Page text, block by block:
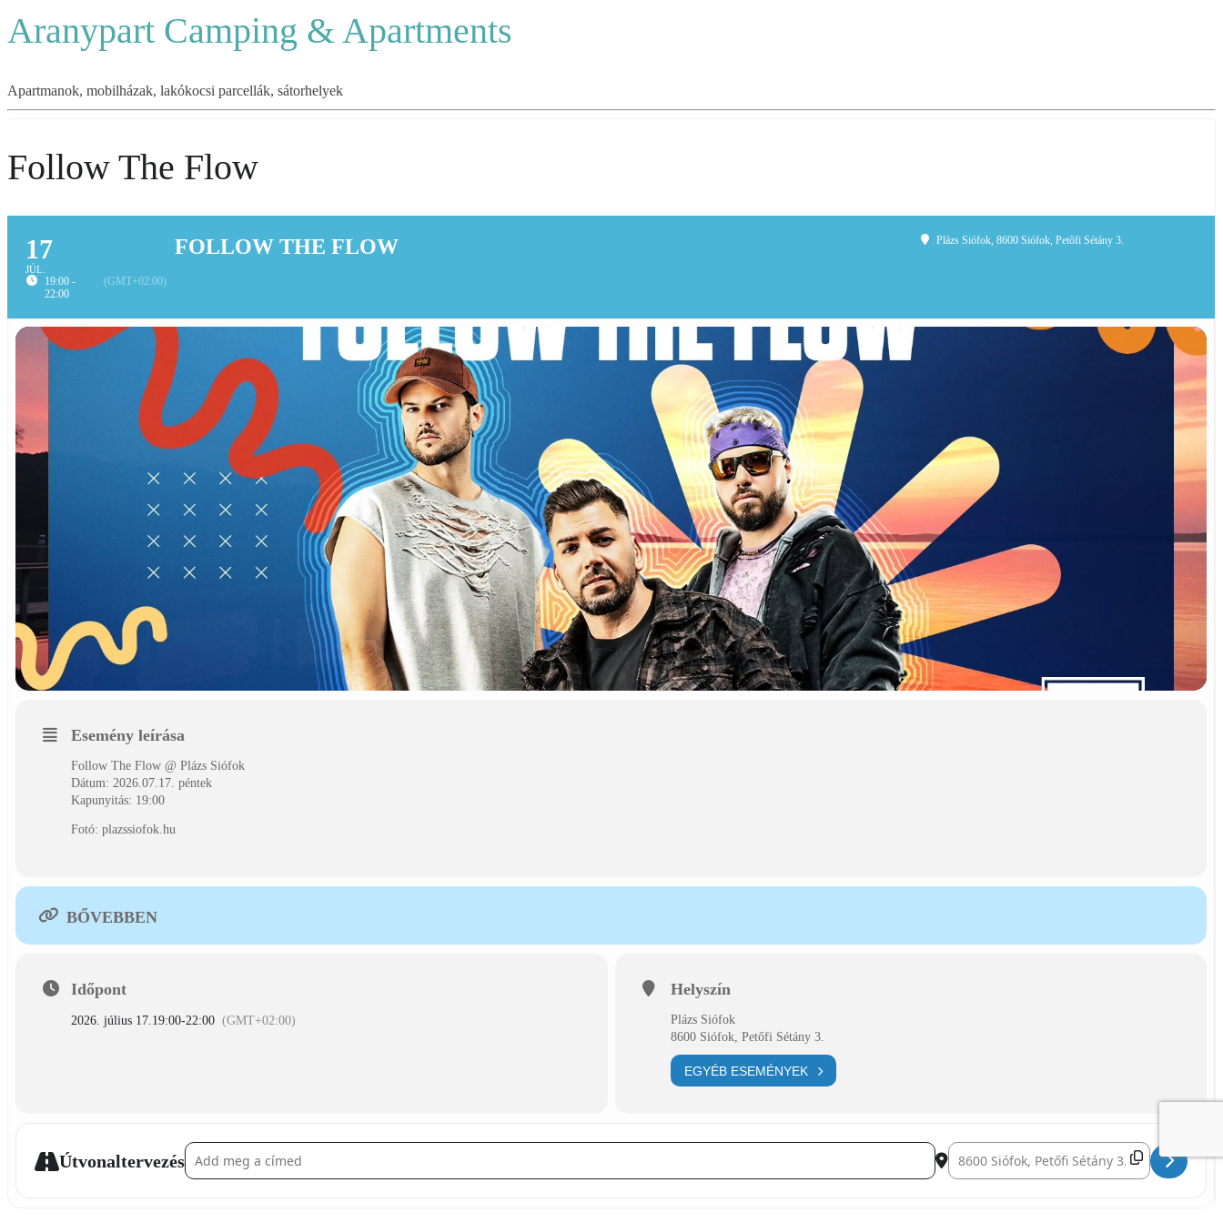
Aranypart Camping & Apartments
Apartmanok, mobilházak, lakókocsi parcellák, sátorhelyek
Follow The Flow
17
JÚL.
19:00 -
22:00
(GMT+02:00)
FOLLOW THE FLOW Plázs Siófok, 8600 Siófok, Petőfi Sétány 3.
Esemény leírása
Follow The Flow @ Plázs Siófok
Dátum: 2026.07.17. péntek
Kapunyitás: 19:00
Fotó: plazssiofok.hu
BŐVEBBEN
Időpont
2026. július 17.19:00-22:00 (GMT+02:00)
Helyszín
Plázs Siófok
8600 Siófok, Petőfi Sétány 3.
EGYÉB ESEMÉNYEK
ÚtvonaltervezésAddress - Follow The Flow [] Destination Address - Follow The Flow []